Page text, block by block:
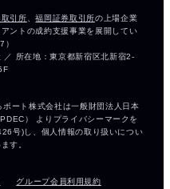
グループ会員利用規約